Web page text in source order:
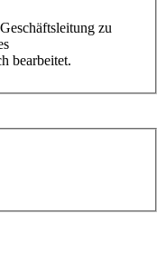
zu
bearbeitet.